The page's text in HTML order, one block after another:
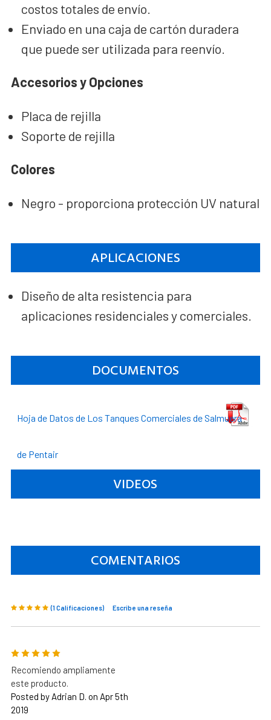
costos totales de envío.
Enviado en una caja de cartón duradera
que puede ser utilizada para reenvío.
Accesorios y Opciones
Placa de rejilla
Soporte de rejilla
Colores
Negro - proporciona protección UV natural
APLICACIONES
Diseño de alta resistencia para
aplicaciones residenciales y comerciales.
DOCUMENTOS
Hoja de Datos de Los Tanques Comerciales de Salmuera
de Pentair
VIDEOS
COMENTARIOS
(1 Calificaciones) Escribe una reseña
5
Recomiendo ampliamente
este producto.
Posted by Adrian D. on Apr 5th
2019